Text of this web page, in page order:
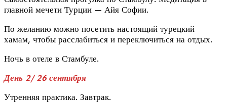
главной мечети Турции — Айя Софии.
По желанию можно посетить настоящий турецкий
хамам, чтобы расслабиться и переключиться на отдых.
Ночь в отеле в Стамбуле.
День 2/ 26 сентября
Утренняя практика. Завтрак.